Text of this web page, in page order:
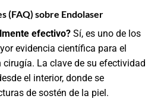
(FAQ) sobre Endolaser
efectivo? Sí, es uno de los
evidencia científica para el
La clave de su efectividad
el interior, donde se
de sostén de la piel.